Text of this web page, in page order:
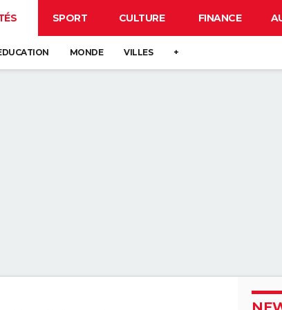
SPORT CULTURE FINANCE
MONDE VILLES +